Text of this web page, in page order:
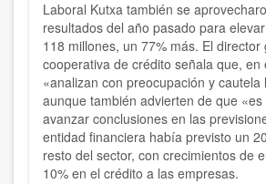
Laboral Kutxa también se
resultados del año pasado para
118 millones, un 77% más. El director
cooperativa de crédito señala que, en
«analizan con preocupación y cautela
aunque también advierten de que
avanzar conclusiones en las
entidad financiera había previsto un
resto del sector, con crecimientos de
10% en el crédito a las empresas.